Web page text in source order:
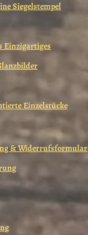
Siegelstempel
Einzigartiges
Einzelstücke
& Widerrufsformular